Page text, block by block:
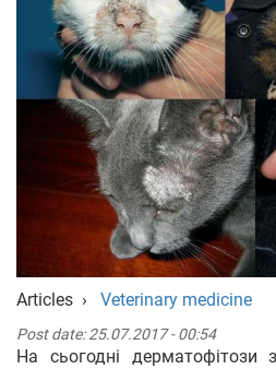
Articles › Veterinary medicine
Post date:25.07.2017 - 00:54
На сьогодні